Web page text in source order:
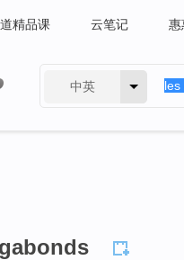
精品课 云笔记 惠
中英